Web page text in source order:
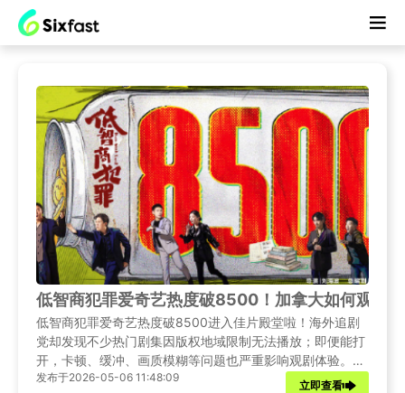
低智商犯罪爱奇艺热度破8500！加拿大如何观看
低智商犯罪爱奇艺热度破8500进入佳片殿堂啦！海外追剧
党却发现不少热门剧集因版权地域限制无法播放；即便能打
开，卡顿、缓冲、画质模糊等问题也严重影响观剧体验。别
担心，本文将给出详细的解决办法，助你在海外也能畅看低
发布于2026-05-06 11:48:09
立即查看